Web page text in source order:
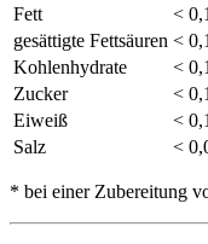
Fett
<
gesättigte Fettsäuren <
Kohlenhydrate
<
Zucker
<
Eiweiß
<
Salz
<
* bei einer Zubereitung